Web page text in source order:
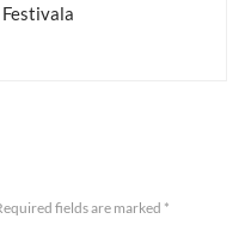
fields are marked *